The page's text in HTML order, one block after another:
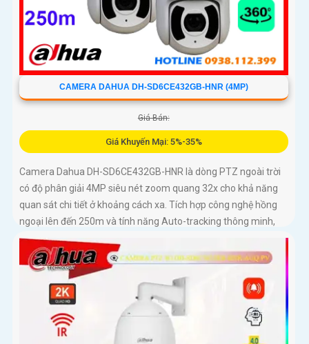
CAMERA DAHUA DH-SD6CE432GB-HNR (4MP)
Giá Bán:
Giá Khuyến Mại: 5%-35%
Camera Dahua DH-SD6CE432GB-HNR là dòng PTZ ngoài trời
có độ phân giải 4MP siêu nét zoom quang 32x cho khả năng
quan sát chi tiết ở khoảng cách xa. Tích hợp công nghệ hồng
ngoại lên đến 250m và tính năng Auto-tracking thông minh,
camera dễ dàng phát hiện và tự động theo dõi mục tiêu
chuyển động